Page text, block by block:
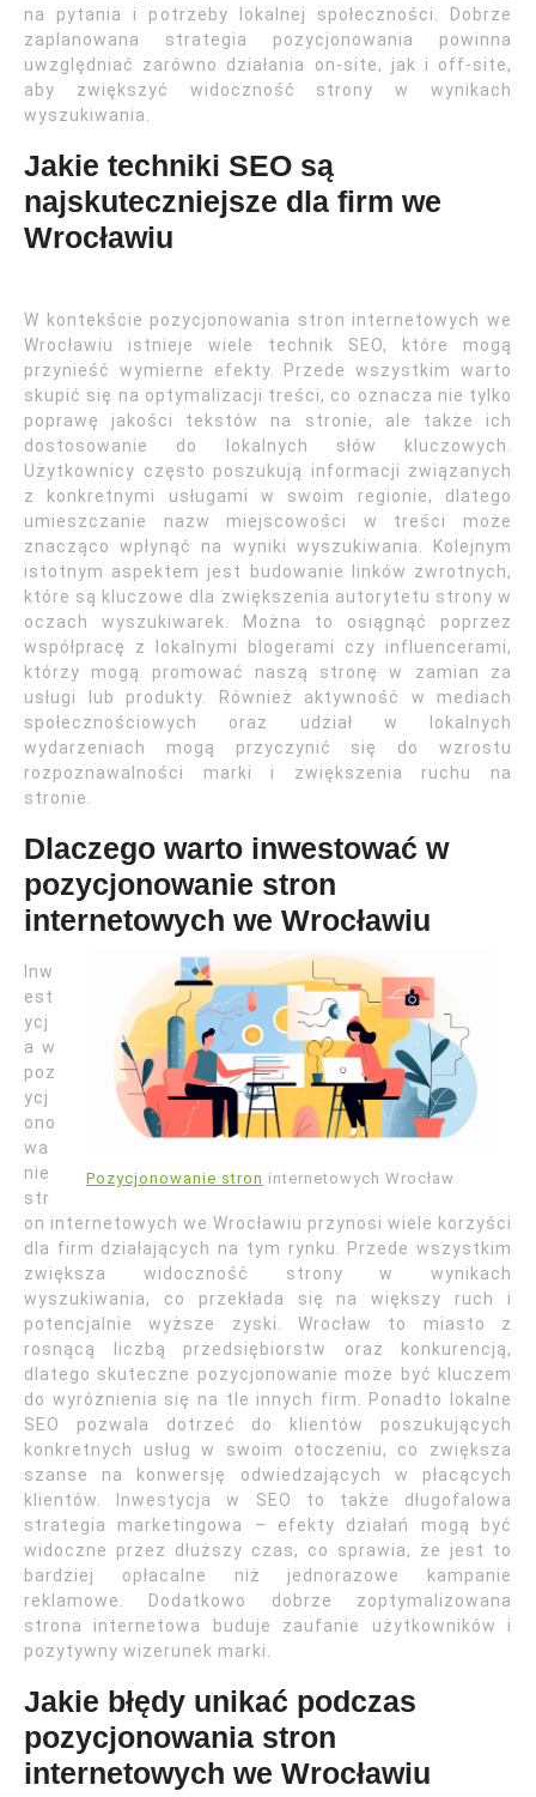
na pytania i potrzeby lokalnej społeczności. Dobrze
zaplanowana strategia pozycjonowania powinna
uwzględniać zarówno działania on-site, jak i off-site,
aby zwiększyć widoczność strony w wynikach
wyszukiwania.
Jakie techniki SEO są
najskuteczniejsze dla firm we
Wrocławiu
W kontekście pozycjonowania stron internetowych we
Wrocławiu istnieje wiele technik SEO, które mogą
przynieść wymierne efekty. Przede wszystkim warto
skupić się na optymalizacji treści, co oznacza nie tylko
poprawę jakości tekstów na stronie, ale także ich
dostosowanie do lokalnych słów kluczowych.
Użytkownicy często poszukują informacji związanych
z konkretnymi usługami w swoim regionie, dlatego
umieszczanie nazw miejscowości w treści może
znacząco wpłynąć na wyniki wyszukiwania. Kolejnym
istotnym aspektem jest budowanie linków zwrotnych,
które są kluczowe dla zwiększenia autorytetu strony w
oczach wyszukiwarek. Można to osiągnąć poprzez
współpracę z lokalnymi blogerami czy influencerami,
którzy mogą promować naszą stronę w zamian za
usługi lub produkty. Również aktywność w mediach
społecznościowych oraz udział w lokalnych
wydarzeniach mogą przyczynić się do wzrostu
rozpoznawalności marki i zwiększenia ruchu na
stronie.
Dlaczego warto inwestować w
pozycjonowanie stron
internetowych we Wrocławiu
Pozycjonowanie stron internetowych Wrocław
Inw
est
ycj
a w
poz
ycj
ono
wa
nie
str
on internetowych we Wrocławiu przynosi wiele korzyści
dla firm działających na tym rynku. Przede wszystkim
zwiększa widoczność strony w wynikach
wyszukiwania, co przekłada się na większy ruch i
potencjalnie wyższe zyski. Wrocław to miasto z
rosnącą liczbą przedsiębiorstw oraz konkurencją,
dlatego skuteczne pozycjonowanie może być kluczem
do wyróżnienia się na tle innych firm. Ponadto lokalne
SEO pozwala dotrzeć do klientów poszukujących
konkretnych usług w swoim otoczeniu, co zwiększa
szanse na konwersję odwiedzających w płacących
klientów. Inwestycja w SEO to także długofalowa
strategia marketingowa – efekty działań mogą być
widoczne przez dłuższy czas, co sprawia, że jest to
bardziej opłacalne niż jednorazowe kampanie
reklamowe. Dodatkowo dobrze zoptymalizowana
strona internetowa buduje zaufanie użytkowników i
pozytywny wizerunek marki.
Jakie błędy unikać podczas
pozycjonowania stron
internetowych we Wrocławiu